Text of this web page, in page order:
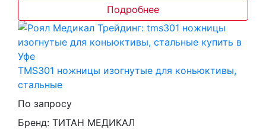
Подробнее
TMS301 ножницы изогнутые для коньюктивы,
стальные
По запросу
Бренд: ТИТАН МЕДИКАЛ